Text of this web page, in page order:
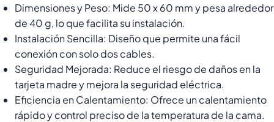
Dimensiones y Peso: Mide 50 x 60 mm y pesa alrededor
de 40 g, lo que facilita su instalación.
Instalación Sencilla: Diseño que permite una fácil
conexión con solo dos cables.
Seguridad Mejorada: Reduce el riesgo de daños en la
tarjeta madre y mejora la seguridad eléctrica.
Eficiencia en Calentamiento: Ofrece un calentamiento
rápido y control preciso de la temperatura de la cama.